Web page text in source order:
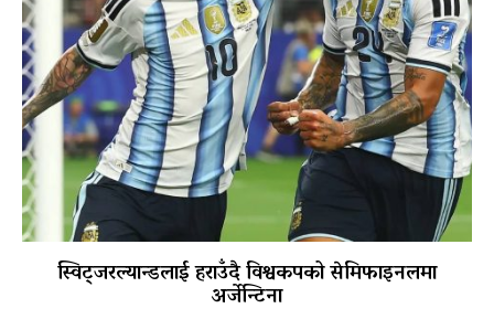
स्विट्जरल्यान्डलाई हराउँदै विश्वकपको सेमिफाइनलमा
अर्जेन्टिना